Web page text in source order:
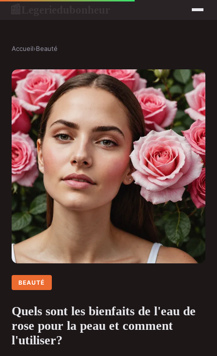
Accueil›Beauté
BEAUTÉ
Quels sont les bienfaits de l'eau de
rose pour la peau et comment
l'utiliser?